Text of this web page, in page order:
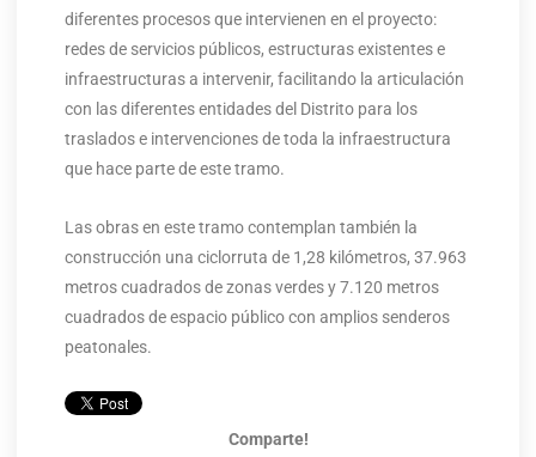
diferentes procesos que intervienen en el proyecto:
redes de servicios públicos, estructuras existentes e
infraestructuras a intervenir, facilitando la articulación
con las diferentes entidades del Distrito para los
traslados e intervenciones de toda la infraestructura
que hace parte de este tramo.
Las obras en este tramo contemplan también la
construcción una ciclorruta de 1,28 kilómetros, 37.963
metros cuadrados de zonas verdes y 7.120 metros
cuadrados de espacio público con amplios senderos
peatonales.
Comparte!